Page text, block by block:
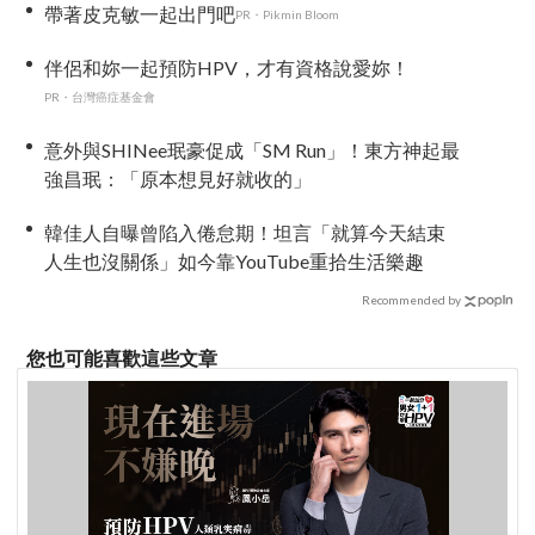
帶著皮克敏一起出門吧PR・Pikmin Bloom
伴侶和妳一起預防HPV，才有資格說愛妳！
PR・台灣癌症基金會
意外與SHINee珉豪促成「SM Run」！東方神起最
強昌珉：「原本想見好就收的」
韓佳人自曝曾陷入倦怠期！坦言「就算今天結束
人生也沒關係」如今靠YouTube重拾生活樂趣
Recommended by
您也可能喜歡這些文章